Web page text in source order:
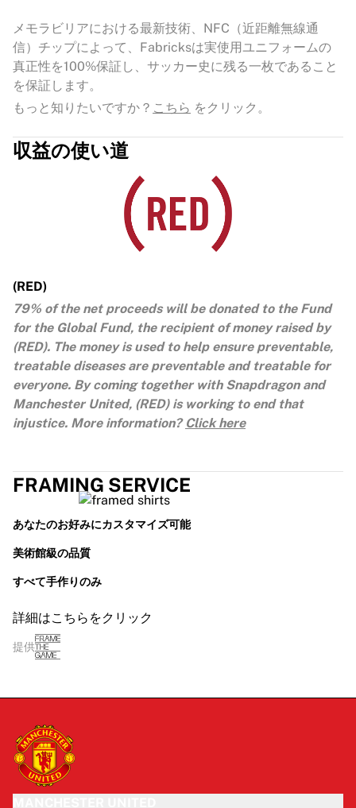
メモラビリアにおける最新技術、NFC（近距離無線通
信）チップによって、Fabricksは実使用ユニフォームの
真正性を100%保証し、サッカー史に残る一枚であること
を保証します。
もっと知りたいですか？ こちら をクリック。
収益の使い道
(RED)
79% of the net proceeds will be donated to the Fund
for the Global Fund, the recipient of money raised by
(RED). The money is used to help ensure preventable,
treatable diseases are preventable and treatable for
everyone. By coming together with Snapdragon and
Manchester United, (RED) is working to end that
injustice. More information? Click here
FRAMING SERVICE
あなたのお好みにカスタマイズ可能
美術館級の品質
すべて手作りのみ
詳細はこちらをクリック
提供